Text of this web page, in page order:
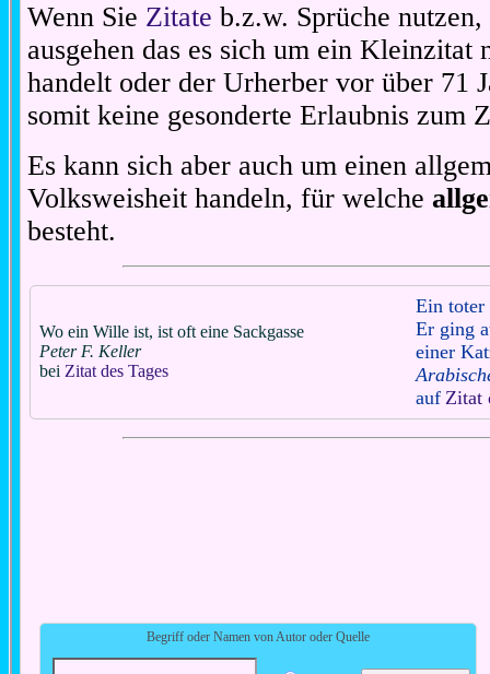
Wenn Sie Zitate b.z.w. Sprüche
ausgehen das es sich um ein Kleinzitat
handelt oder der Urherber vor über 71
somit keine gesonderte Erlaubnis zum
Es kann sich aber auch um einen
Volksweisheit handeln, für welche
besteht.
Wo ein Wille ist, ist oft eine Sackgasse
Peter F. Keller
bei Zitat des Tages
Ein toter
Er ging
einer
auf Zitat
Begriff oder Namen von Autor oder Quelle